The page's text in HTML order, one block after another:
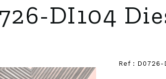
DI104
Ref : D0726-